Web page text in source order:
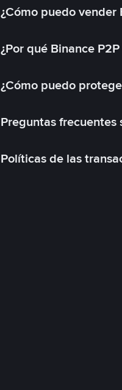
¿Cómo puedo
¿Por qué Binance
¿Cómo puedo
Preguntas frecuentes
Políticas de las